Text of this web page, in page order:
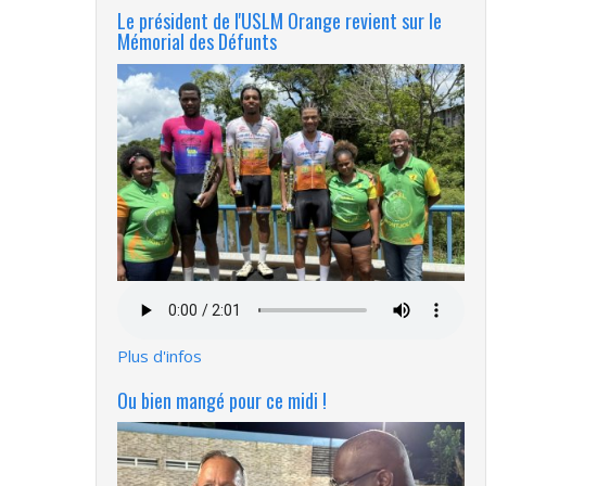
Le président de l'USLM Orange revient sur le
Mémorial des Défunts
audio
Plus d'infos
Ou bien mangé pour ce midi !